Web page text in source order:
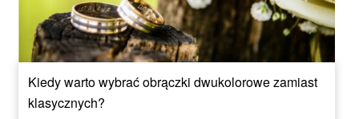
Kiedy warto wybrać obrączki dwukolorowe zamiast
klasycznych?